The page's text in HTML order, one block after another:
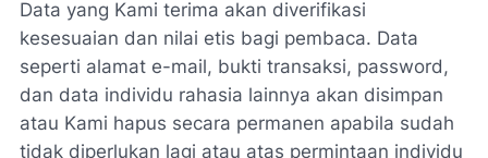
Data yang Kami terima akan diverifikasi
kesesuaian dan nilai etis bagi pembaca. Data
seperti alamat e-mail, bukti transaksi, password,
dan data individu rahasia lainnya akan disimpan
atau Kami hapus secara permanen apabila sudah
tidak diperlukan lagi atau atas permintaan individu